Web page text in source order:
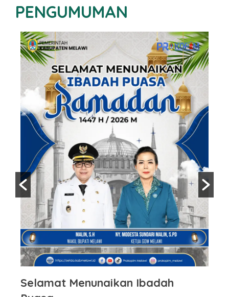
PENGUMUMAN
Selamat Menunaikan Ibadah